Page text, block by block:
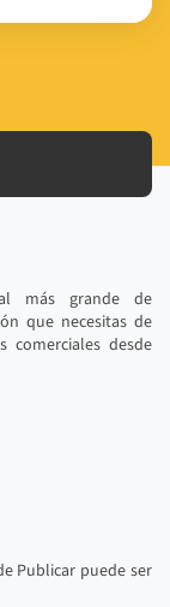
más grande de
que necesitas de
comerciales desde
Publicar puede ser